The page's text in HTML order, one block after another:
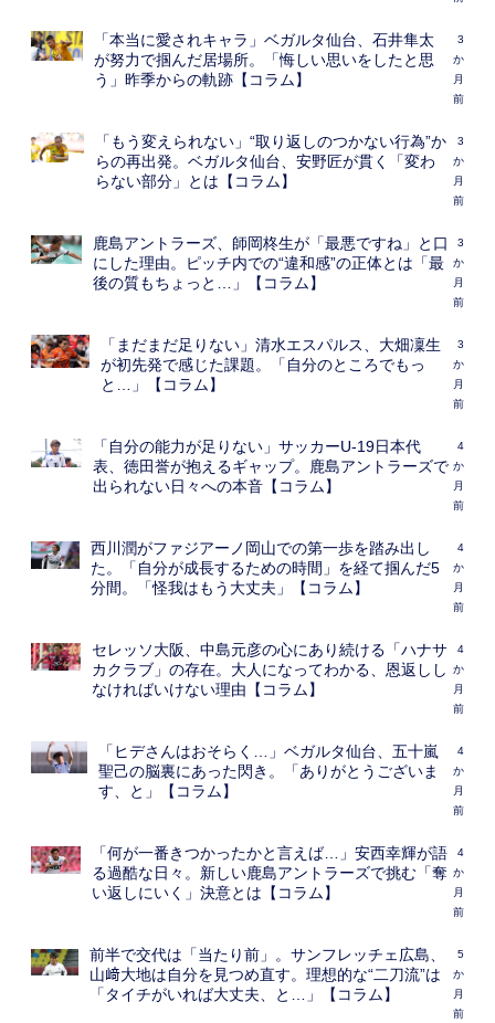
「本当に愛されキャラ」ベガルタ仙台、石井隼太
が努力で掴んだ居場所。「悔しい思いをしたと思
う」昨季からの軌跡【コラム】
3
か
月
前
「もう変えられない」“取り返しのつかない行為”か
らの再出発。ベガルタ仙台、安野匠が貫く「変わ
らない部分」とは【コラム】
3
か
月
前
鹿島アントラーズ、師岡柊生が「最悪ですね」と口
にした理由。ピッチ内での“違和感”の正体とは「最
後の質もちょっと…」【コラム】
3
か
月
前
「まだまだ足りない」清水エスパルス、大畑凜生
が初先発で感じた課題。「自分のところでもっ
と…」【コラム】
3
か
月
前
「自分の能力が足りない」サッカーU-19日本代
表、徳田誉が抱えるギャップ。鹿島アントラーズで
出られない日々への本音【コラム】
4
か
月
前
西川潤がファジアーノ岡山での第一歩を踏み出し
た。「自分が成長するための時間」を経て掴んだ5
分間。「怪我はもう大丈夫」【コラム】
4
か
月
前
セレッソ大阪、中島元彦の心にあり続ける「ハナサ
カクラブ」の存在。大人になってわかる、恩返しし
なければいけない理由【コラム】
4
か
月
前
「ヒデさんはおそらく…」ベガルタ仙台、五十嵐
聖己の脳裏にあった閃き。「ありがとうございま
す、と」【コラム】
4
か
月
前
「何が一番きつかったかと言えば…」安西幸輝が語
る過酷な日々。新しい鹿島アントラーズで挑む「奪
い返しにいく」決意とは【コラム】
4
か
月
前
前半で交代は「当たり前」。サンフレッチェ広島、
山﨑大地は自分を見つめ直す。理想的な“二刀流”は
「タイチがいれば大丈夫、と…」【コラム】
5
か
月
前